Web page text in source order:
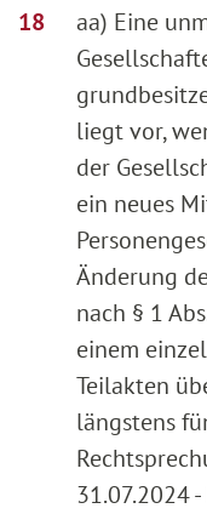
aa) Eine
liegt vor,
der
ein neues
Änderung
nach § 1
einem
Teilakten
längstens
31.07.2024